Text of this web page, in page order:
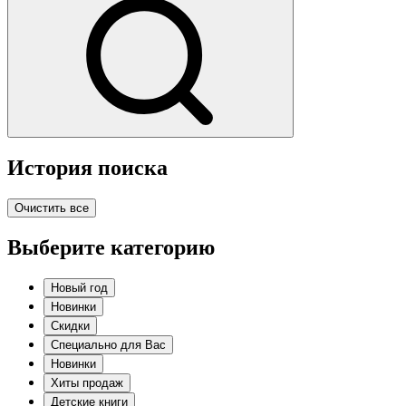
История поиска
Очистить все
Выберите категорию
Новый год
Новинки
Скидки
Специально для Вас
Новинки
Хиты продаж
Детские книги